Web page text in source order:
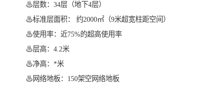
♨层数：34层（地下4层）
♨标准层面积： 约2000㎡（9米超宽柱距空间）
♨使用率：近75%的超高使用率
♨层高：4.2米
♨净高：*米
♨网络地板：150架空网络地板